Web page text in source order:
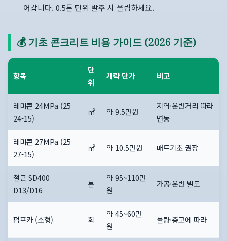
어갑니다. 0.5톤 단위 발주 시 올림하세요.
💰 기초 콘크리트 비용 가이드 (2026 기준)
항목
단
위
개략 단가 비고
레미콘 24MPa (25-
24-15)
㎥ 약 9.5만원
지역·운반거리 따라
변동
레미콘 27MPa (25-
27-15)
㎥ 약 10.5만원 매트기초 권장
철근 SD400
D13/D16
톤
약 95~110만
원
가공·운반 별도
펌프카 (소형) 회
약 45~60만
원
물량·층고에 따라